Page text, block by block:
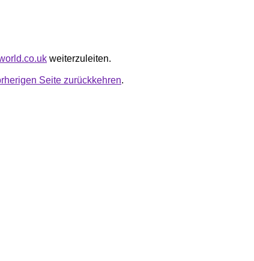
weiterzuleiten.
Seite zurückkehren.